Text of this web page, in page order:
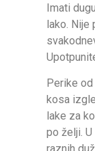
Imati
lako. Nije
Perike
kosa
lake za
po želji.